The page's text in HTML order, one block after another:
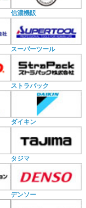
信濃機販
スーパーツール
ストラパック
ダイキン
タジマ
デンソー